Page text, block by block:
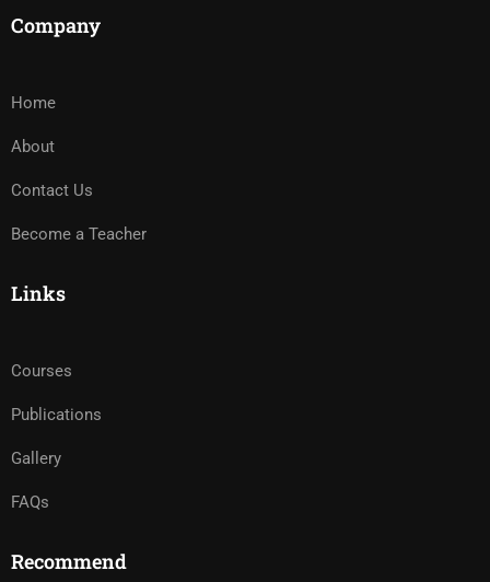
Company
Home
About
Contact Us
Become a Teacher
Links
Courses
Publications
Gallery
FAQs
Recommend